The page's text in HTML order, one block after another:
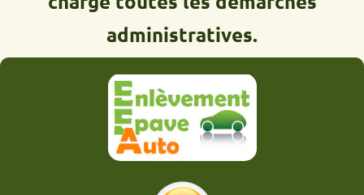
administratives.